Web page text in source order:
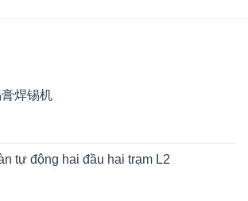
焊锡机
tự động hai đầu hai trạm L2